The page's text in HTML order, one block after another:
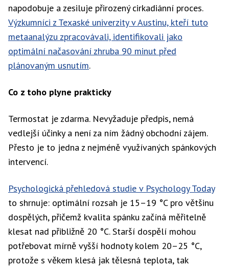
napodobuje a zesiluje přirozený cirkadiánní proces.
Výzkumníci z Texaské univerzity v Austinu, kteří tuto
metaanalýzu zpracovávali, identifikovali jako
optimální načasování zhruba 90 minut před
plánovaným usnutím.
Co z toho plyne prakticky
Termostat je zdarma. Nevyžaduje předpis, nemá
vedlejší účinky a není za ním žádný obchodní zájem.
Přesto je to jedna z nejméně využívaných spánkových
intervencí.
Psychologická přehledová studie v Psychology Today
to shrnuje: optimální rozsah je 15–19 °C pro většinu
dospělých, přičemž kvalita spánku začíná měřitelně
klesat nad přibližně 20 °C. Starší dospělí mohou
potřebovat mírně vyšší hodnoty kolem 20–25 °C,
protože s věkem klesá jak tělesná teplota, tak